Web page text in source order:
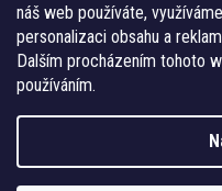
náš web používáte,
personalizaci obsahu a
Dalším procházením tohoto
používáním.